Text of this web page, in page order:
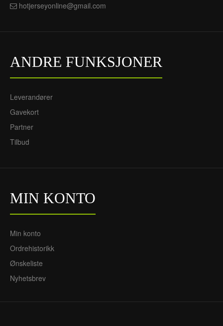
hotjerseyonline@gmail.com
ANDRE FUNKSJONER
Leverandører
Gavekort
Partner
Tilbud
MIN KONTO
Min konto
Ordrehistorikk
Ønskeliste
Nyhetsbrev